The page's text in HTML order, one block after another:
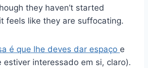
they haven’t started
feels like they are suffocating.
é que lhe deves dar espaço e
estiver interessado em si, claro).